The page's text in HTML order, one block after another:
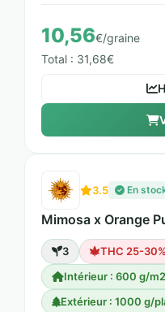
10,56€/graine
Total : 31,68€
3.5 En
Mimosa x Orange
3 THC 25-30%
Intérieur : 600 g/m2
Extérieur : 1000 g/